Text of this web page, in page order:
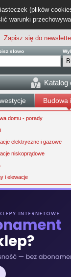
(plików
warunki
Zapisz się do
słowo
Katalog
Budowa
domu - porady
elektryczne i gazowe
niskoprądowe
i elewacje